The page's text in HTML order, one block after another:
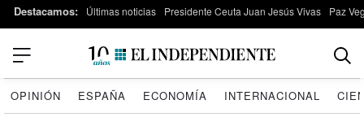
Destacamos: Últimas noticias Presidente Ceuta Juan Jesús Vivas Paz
OPINIÓN ESPAÑA ECONOMÍA INTERNACIONAL